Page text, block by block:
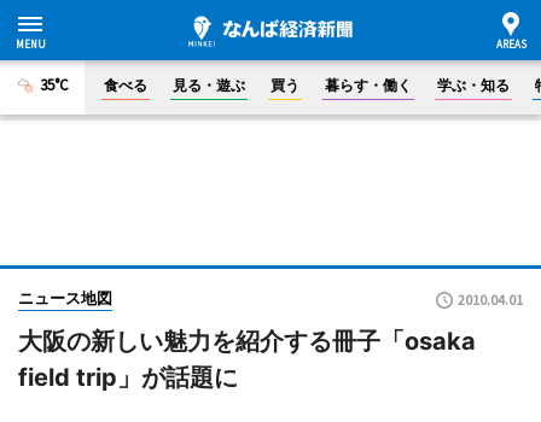
35°C 食べる 見る・遊ぶ 買う 暮らす・働く 学ぶ・知る
ニュース地図 2010.04.01
大阪の新しい魅力を紹介する冊子「osaka
field trip」が話題に